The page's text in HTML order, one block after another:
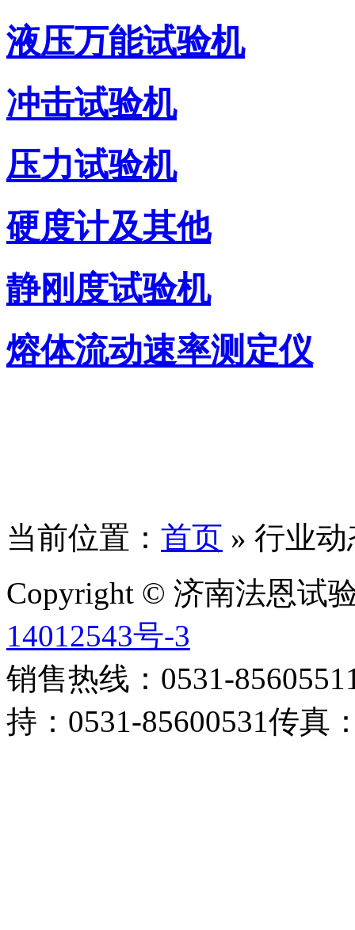
液压万能试验机
冲击试验机
压力试验机
硬度计及其他
静刚度试验机
熔体流动速率测定仪
当前位置： 首页 » 行业动
Copyright © 济南法恩试
14012543号-3
销售热线：0531-
持：0531-85600531传真